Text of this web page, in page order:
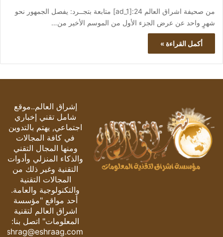
من صحيفة اشراق العالم 24:[ad_1] متابعة بتجــرد: يفصل الجمهور نحو
شهرٍ واحد عن عرض الجزء الأول من الموسم الأخير من…
أكمل القراءة »
إشراق العالم..موقع
شامل تقني إخباري
اجتماعي, يهتم بالتدوين
في كافة المجالات
ومنها المجال التقني
والذكاء المنزلي وأدوات
التقنية وغير ذلك من
المجالات التقنية
والتكنولوجية والعامة.
أحد مواقع "مؤسسة
اشراق العالم لتقنية
المعلومات" اتصل بنا:
eshrag@eshraag.com